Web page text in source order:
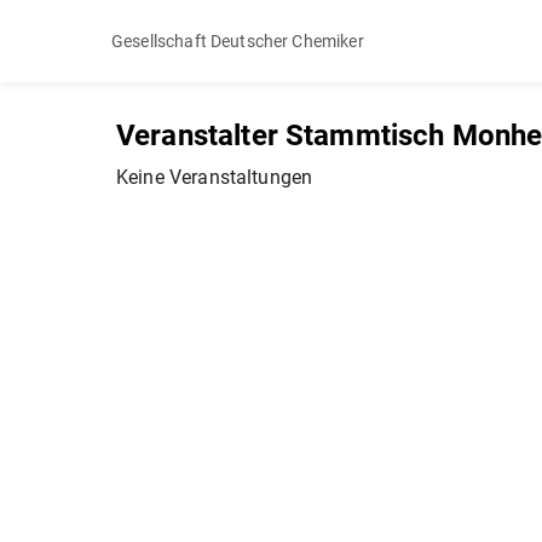
Gesellschaft Deutscher Chemiker
Veranstalter Stammtisch
Keine Veranstaltungen